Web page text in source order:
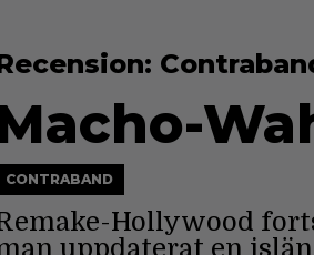
CONTRABAND
Hollywood
uppdaterat en